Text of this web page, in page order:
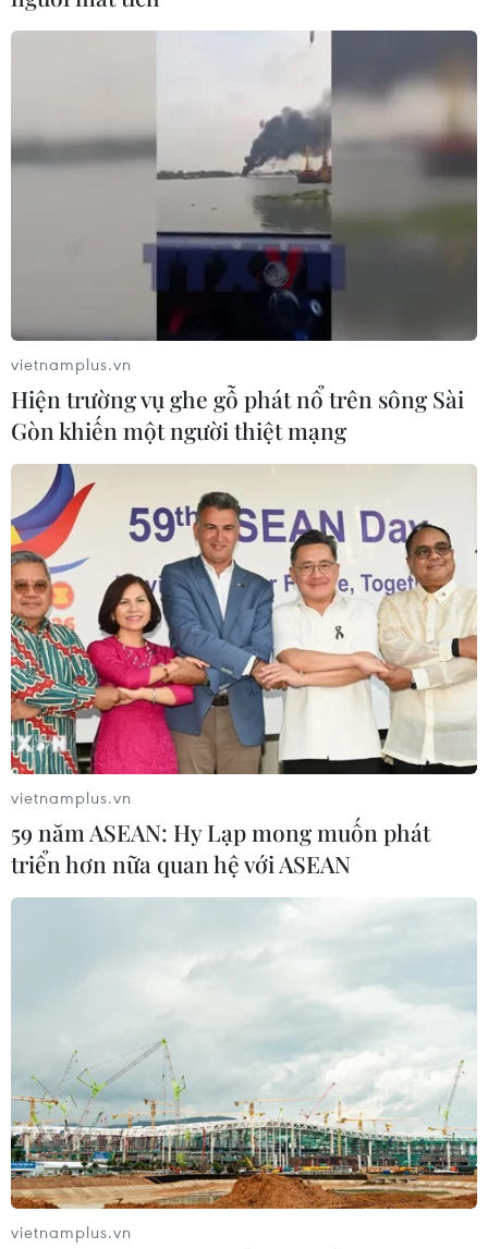
vietnamplus.vn
Hiện trường vụ ghe gỗ phát nổ trên sông Sài
Gòn khiến một người thiệt mạng
vietnamplus.vn
59 năm ASEAN: Hy Lạp mong muốn phát
triển hơn nữa quan hệ với ASEAN
vietnamplus.vn